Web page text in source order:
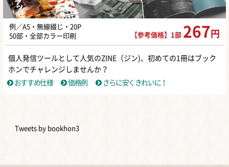
例／A5・無線綴じ・20P
50部・全部カラー印刷
【参考価格】1部 267 円
個人発信ツールとして人気のZINE（ジン)、初めての1冊はブック
ホンでチャレンジしませんか？
おすすめ仕様
価格例 さらに安くきれいに！
Tweets by bookhon3